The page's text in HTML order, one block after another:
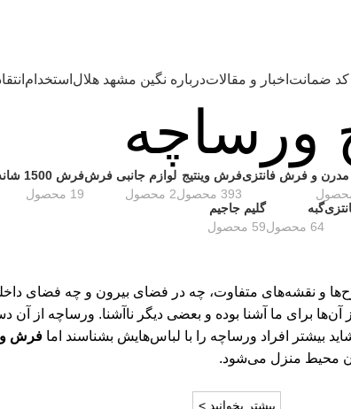
کد ضمانت اخبار و مقالاتدرباره نگین مشهد هلال استخدام
و فرش فانتزیفرش وینتیج
393 محصول
لوازم جانبی فرش
2 محصول
فرش 1500 شانه
19 محصول
گبه
64 محصول
گلیم جاجیم
59 محصول
و نقشه‌های متفاوت، چه در فضای بیرون و چه فضای
برای ما آشنا بوده و بعضی دیگر ناآشنا. ورساچه از آن
بیشتر افراد ورساچه را با لباس‌هایش بشناسند امافرش
محیط منزل می‌شود.
بیشتر بخوانید >